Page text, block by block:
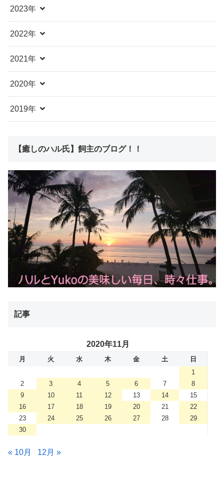
2023年
2022年
2021年
2020年
2019年
【癒しのハル氏】飼主のブログ！！
記事
2020年11月
月 火 水 木 金 土
日
1
2
3 4 5 6 7
8
9
10 11 12 13 14
15
16
17 18 19 20 21
22
23
24 25 26 27 28
29
30
« 10月 12月 »